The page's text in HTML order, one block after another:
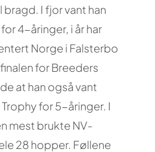
I fjor vant han
4-åringer, i år har
Norge i Falsterbo
for Breeders
at han også vant
for 5-åringer. I
mest brukte NV-
28 hopper. Føllene